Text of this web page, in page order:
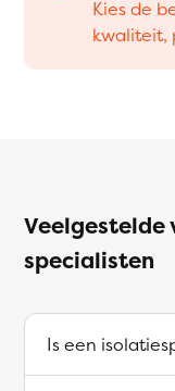
Kies de
kwaliteit,
Veelgestelde
specialisten
Is een